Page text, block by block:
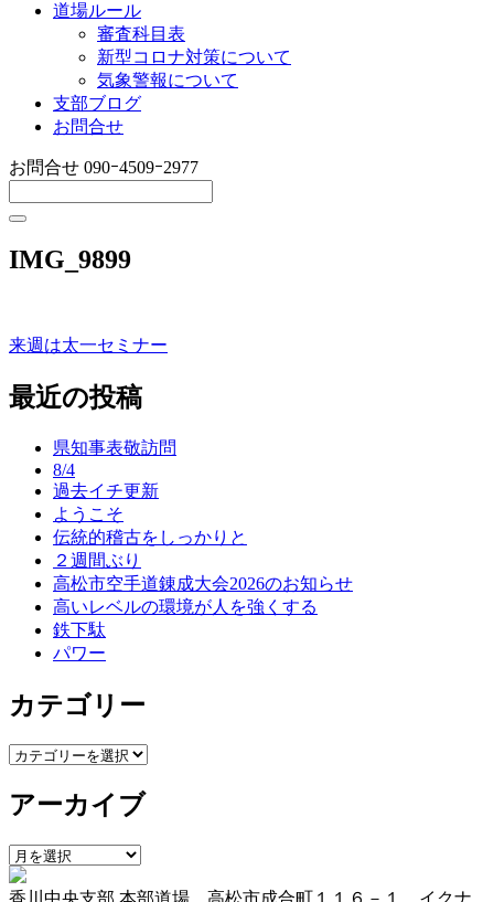
道場ルール
審査科目表
新型コロナ対策について
気象警報について
支部ブログ
お問合せ
お問合せ 090ｰ4509ｰ2977
IMG_9899
投
稿
来週は太一セミナー
最近の投稿
県知事表敬訪問
8/4
過去イチ更新
ようこそ
伝統的稽古をしっかりと
２週間ぶり
高松市空手道錬成大会2026のお知らせ
高いレベルの環境が人を強くする
鉄下駄
パワー
カテゴリー
カ
ゴ
ー
アーカイブ
ア
ー